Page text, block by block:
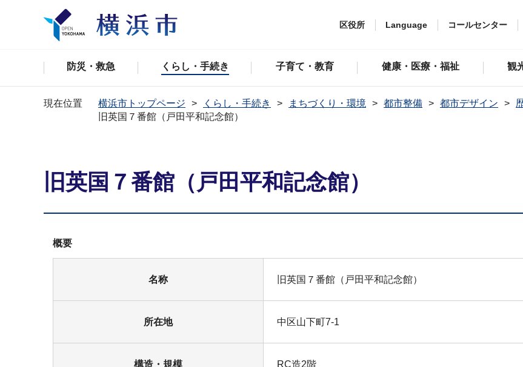
区役所 Language コールセンター
防災・救急 くらし・手続き 子育て・教育 健康・医療・福祉 観
現在位置 横浜市トップページ くらし・手続き まちづくり・環境 都市整備 都市デザイン
旧英国７番館（戸田平和記念館）
旧英国７番館（戸田平和記念館）
概要
名称 旧英国７番館（戸田平和記念館）
所在地 中区山下町7-1
構造・規模 RC造2階